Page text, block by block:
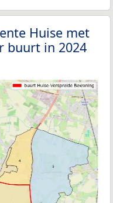
Huise met
buurt in 2024